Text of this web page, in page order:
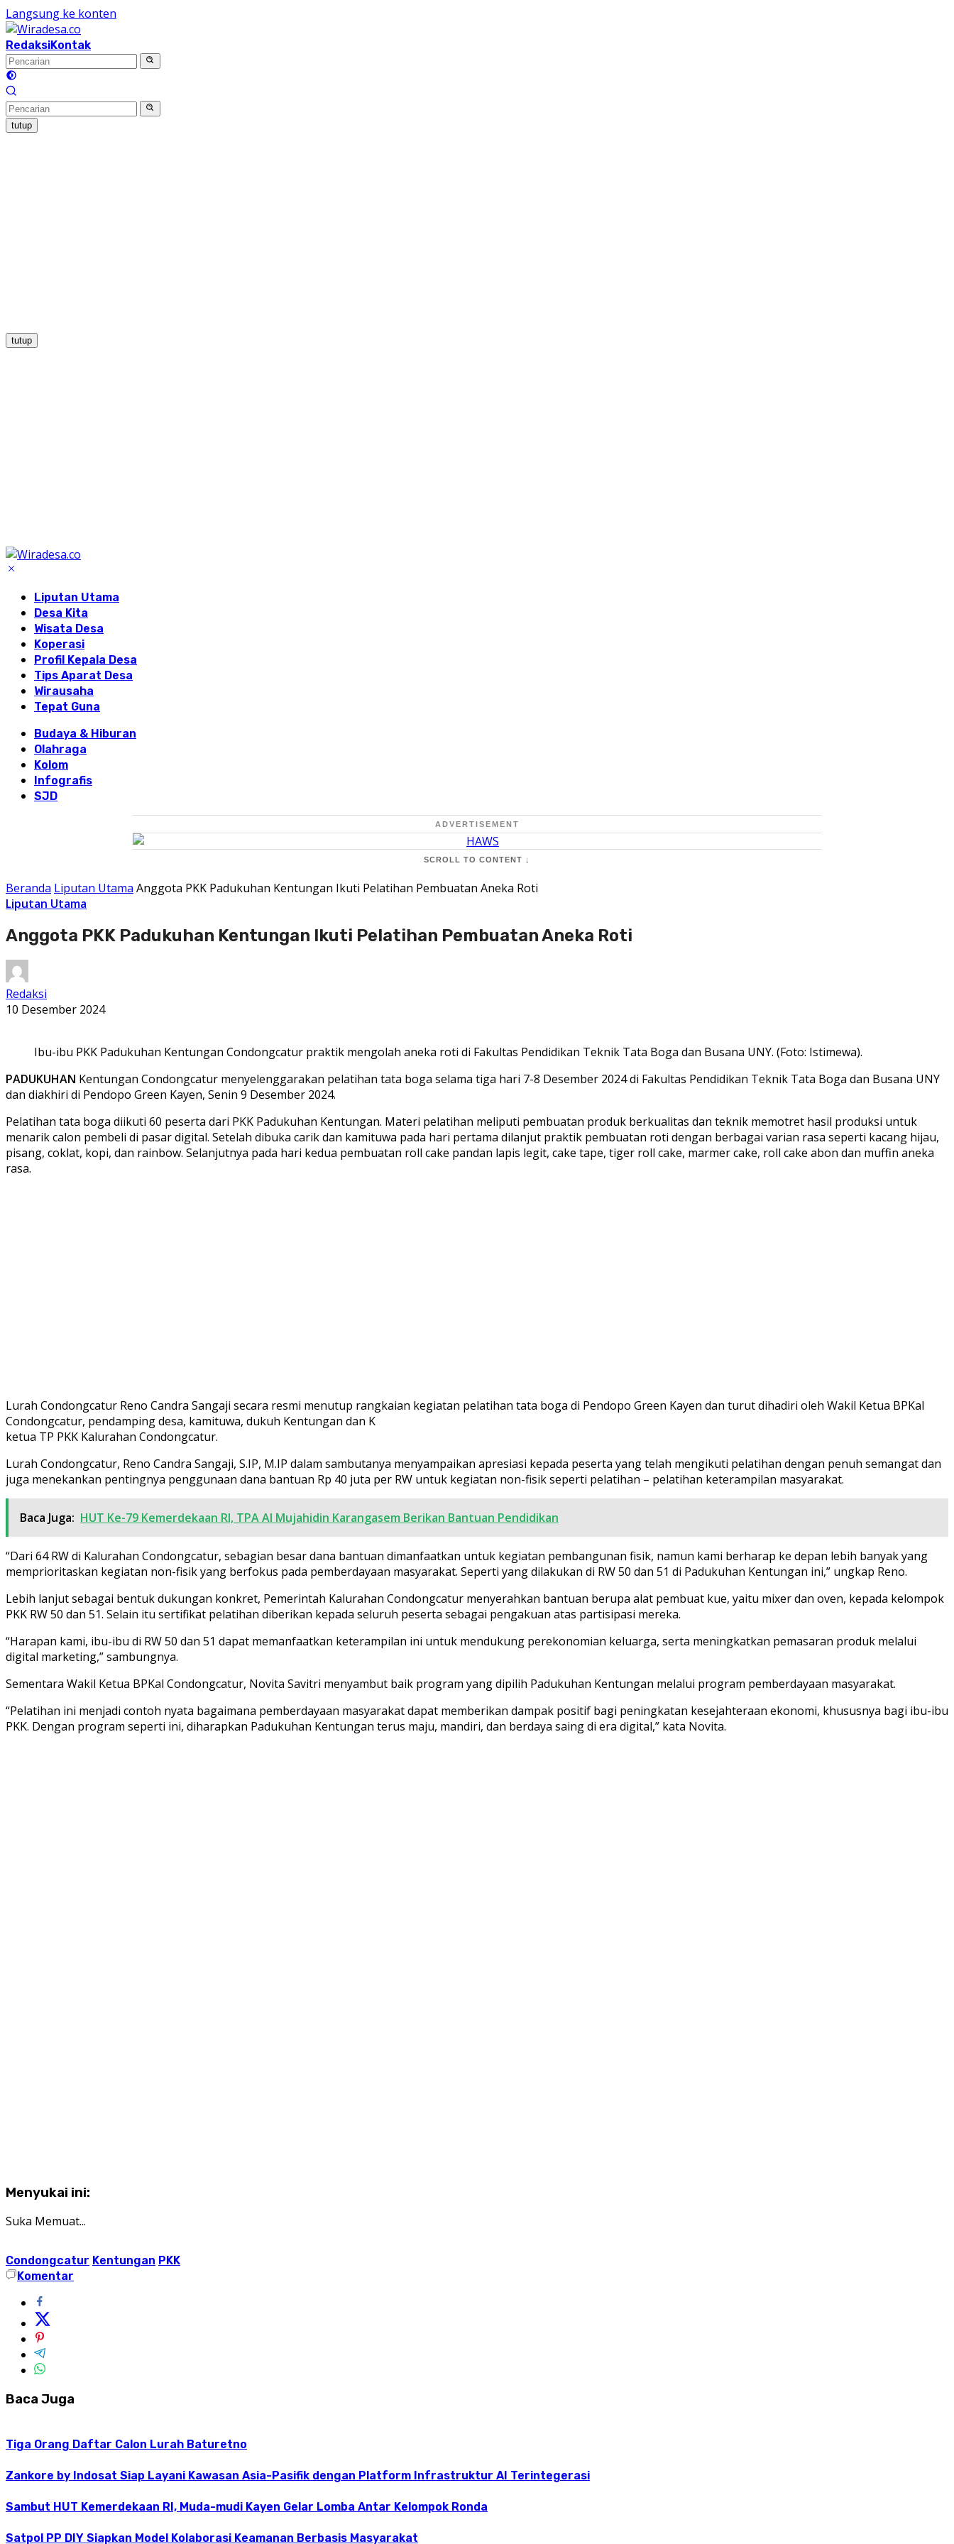
Langsung ke konten
RedaksiKontak
tutup
tutup
Liputan Utama
Desa Kita
Wisata Desa
Koperasi
Profil Kepala Desa
Tips Aparat Desa
Wirausaha
Tepat Guna
Budaya & Hiburan
Olahraga
Kolom
Infografis
SJD
ADVERTISEMENT
SCROLL TO CONTENT ↓
Beranda Liputan Utama Anggota PKK Padukuhan Kentungan Ikuti Pelatihan Pembuatan Aneka Roti
Liputan Utama
Anggota PKK Padukuhan Kentungan Ikuti Pelatihan Pembuatan Aneka Roti
Redaksi
10 Desember 2024
Ibu-ibu PKK Padukuhan Kentungan Condongcatur praktik mengolah aneka roti di Fakultas Pendidikan Teknik Tata Boga dan Busana UNY. (Foto: Istimewa).
PADUKUHAN Kentungan Condongcatur menyelenggarakan pelatihan tata boga selama tiga hari 7-8 Desember 2024 di Fakultas Pendidikan Teknik Tata Boga dan Busana UNY
dan diakhiri di Pendopo Green Kayen, Senin 9 Desember 2024.
Pelatihan tata boga diikuti 60 peserta dari PKK Padukuhan Kentungan. Materi pelatihan meliputi pembuatan produk berkualitas dan teknik memotret hasil produksi untuk
menarik calon pembeli di pasar digital. Setelah dibuka carik dan kamituwa pada hari pertama dilanjut praktik pembuatan roti dengan berbagai varian rasa seperti kacang hijau,
pisang, coklat, kopi, dan rainbow. Selanjutnya pada hari kedua pembuatan roll cake pandan lapis legit, cake tape, tiger roll cake, marmer cake, roll cake abon dan muffin aneka
rasa.
Lurah Condongcatur Reno Candra Sangaji secara resmi menutup rangkaian kegiatan pelatihan tata boga di Pendopo Green Kayen dan turut dihadiri oleh Wakil Ketua BPKal
Condongcatur, pendamping desa, kamituwa, dukuh Kentungan dan K
ketua TP PKK Kalurahan Condongcatur.
Lurah Condongcatur, Reno Candra Sangaji, S.IP, M.IP dalam sambutanya menyampaikan apresiasi kepada peserta yang telah mengikuti pelatihan dengan penuh semangat dan
juga menekankan pentingnya penggunaan dana bantuan Rp 40 juta per RW untuk kegiatan non-fisik seperti pelatihan – pelatihan keterampilan masyarakat.
Baca Juga: HUT Ke-79 Kemerdekaan RI, TPA Al Mujahidin Karangasem Berikan Bantuan Pendidikan
“Dari 64 RW di Kalurahan Condongcatur, sebagian besar dana bantuan dimanfaatkan untuk kegiatan pembangunan fisik, namun kami berharap ke depan lebih banyak yang
memprioritaskan kegiatan non-fisik yang berfokus pada pemberdayaan masyarakat. Seperti yang dilakukan di RW 50 dan 51 di Padukuhan Kentungan ini,” ungkap Reno.
Lebih lanjut sebagai bentuk dukungan konkret, Pemerintah Kalurahan Condongcatur menyerahkan bantuan berupa alat pembuat kue, yaitu mixer dan oven, kepada kelompok
PKK RW 50 dan 51. Selain itu sertifikat pelatihan diberikan kepada seluruh peserta sebagai pengakuan atas partisipasi mereka.
“Harapan kami, ibu-ibu di RW 50 dan 51 dapat memanfaatkan keterampilan ini untuk mendukung perekonomian keluarga, serta meningkatkan pemasaran produk melalui
digital marketing,” sambungnya.
Sementara Wakil Ketua BPKal Condongcatur, Novita Savitri menyambut baik program yang dipilih Padukuhan Kentungan melalui program pemberdayaan masyarakat.
“Pelatihan ini menjadi contoh nyata bagaimana pemberdayaan masyarakat dapat memberikan dampak positif bagi peningkatan kesejahteraan ekonomi, khususnya bagi ibu-ibu
PKK. Dengan program seperti ini, diharapkan Padukuhan Kentungan terus maju, mandiri, dan berdaya saing di era digital,” kata Novita.
Menyukai ini:
Suka Memuat...
Condongcatur Kentungan PKK
Komentar
Baca Juga
Tiga Orang Daftar Calon Lurah Baturetno
Zankore by Indosat Siap Layani Kawasan Asia-Pasifik dengan Platform Infrastruktur AI Terintegerasi
Sambut HUT Kemerdekaan RI, Muda-mudi Kayen Gelar Lomba Antar Kelompok Ronda
Satpol PP DIY Siapkan Model Kolaborasi Keamanan Berbasis Masyarakat